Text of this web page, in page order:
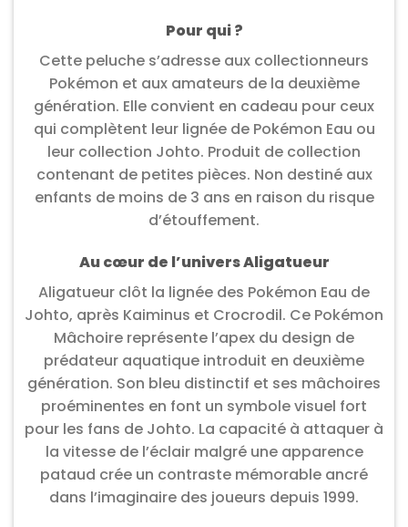
Pour qui ?
Cette peluche s’adresse aux collectionneurs
Pokémon et aux amateurs de la deuxième
génération. Elle convient en cadeau pour ceux
qui complètent leur lignée de Pokémon Eau ou
leur collection Johto. Produit de collection
contenant de petites pièces. Non destiné aux
enfants de moins de 3 ans en raison du risque
d’étouffement.
Au cœur de l’univers Aligatueur
Aligatueur clôt la lignée des Pokémon Eau de
Johto, après Kaiminus et Crocrodil. Ce Pokémon
Mâchoire représente l’apex du design de
prédateur aquatique introduit en deuxième
génération. Son bleu distinctif et ses mâchoires
proéminentes en font un symbole visuel fort
pour les fans de Johto. La capacité à attaquer à
la vitesse de l’éclair malgré une apparence
pataud crée un contraste mémorable ancré
dans l’imaginaire des joueurs depuis 1999.